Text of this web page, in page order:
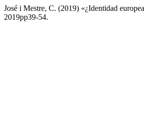
José i Mestre, C. (2019) «¿Identidad
2019pp39-54.